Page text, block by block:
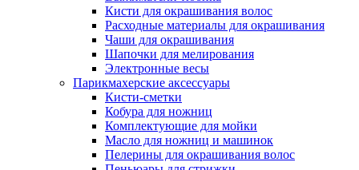
Кисти для окрашивания волос
Расходные материалы для окрашивания
Чаши для окрашивания
Шапочки для мелирования
Электронные весы
Парикмахерские аксессуары
Кисти-сметки
Кобура для ножниц
Комплектующие для мойки
Масло для ножниц и машинок
Пелерины для окрашивания волос